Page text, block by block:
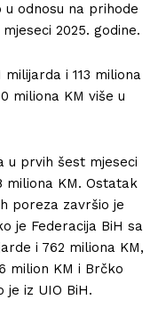
u odnosu na prihode
2025. godine.
i 113 miliona
miliona KM više u
u prvih šest mjeseci
miliona KM. Ostatak
poreza završio je
je Federacija BiH sa
i 762 miliona KM,
milion KM i Brčko
je iz UIO BiH.